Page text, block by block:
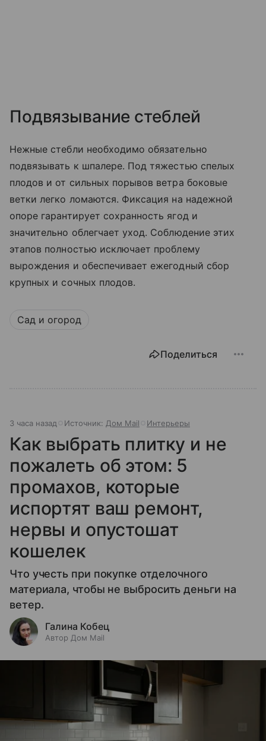
Подвязывание стеблей
Нежные стебли необходимо обязательно
подвязывать к шпалере. Под тяжестью спелых
плодов и от сильных порывов ветра боковые
ветки легко ломаются. Фиксация на надежной
опоре гарантирует сохранность ягод и
значительно облегчает уход. Соблюдение этих
этапов полностью исключает проблему
вырождения и обеспечивает ежегодный сбор
крупных и сочных плодов.
Сад и огород
Поделиться
3 часа назад Источник: Дом Mail Интерьеры
Как выбрать плитку и не
пожалеть об этом: 5
промахов, которые
испортят ваш ремонт,
нервы и опустошат
кошелек
Что учесть при покупке отделочного
материала, чтобы не выбросить деньги на
ветер.
Галина Кобец
Автор Дом Mail